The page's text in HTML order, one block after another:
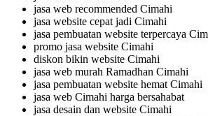
jasa web recommended Cimahi
jasa website cepat jadi Cimahi
jasa pembuatan website terpercaya
promo jasa website Cimahi
diskon bikin website Cimahi
jasa web murah Ramadhan Cimahi
jasa pembuatan website hemat Cimahi
jasa web Cimahi harga bersahabat
jasa desain dan website Cimahi